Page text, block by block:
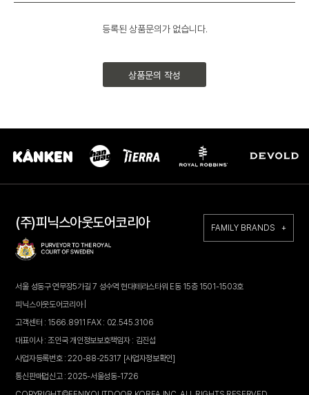
등록된 상품문의가 없습니다.
상품문의 작성
(주)피닉스아웃도어코리아 FAMILY BRANDS +
서울 성동구 연무장5가길 7 성수역 현대테라스타워 E동 15층 1501-1503호
피닉스아웃도어코리아 |
고객센터 : 1566.8911 FAX : 02.545.3106
대표이사 : 조인국 개인정보보호책임자 : 김진섭
사업자등록번호 : 220-88-25317 [사업자정보확인]
통신판매업신고 : 2025-서울성동-1726